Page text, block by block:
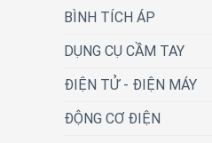
BÌNH TÍCH ÁP
DỤNG CỤ CẦM TAY
ĐIỆN TỬ - ĐIỆN MÁY
ĐỘNG CƠ ĐIỆN